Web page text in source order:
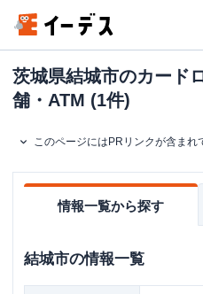
茨城県結城市のカード
舗・ATM (1件)
このページにはPRリンクが含まれ
情報一覧から探す
結城市の情報一覧